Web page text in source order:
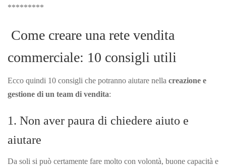
*********
Come creare una rete vendita
commerciale: 10 consigli utili
Ecco quindi 10 consigli che potranno aiutare nella creazione e
gestione di un team di vendita:
1. Non aver paura di chiedere aiuto e
aiutare
Da soli si può certamente fare molto con volontà, buone capacità e